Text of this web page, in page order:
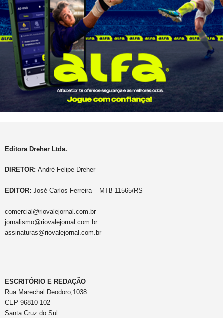
Editora Dreher Ltda.
DIRETOR: André Felipe Dreher
EDITOR: José Carlos Ferreira – MTB 11565/RS
comercial@riovalejornal.com.br
jornalismo@riovalejornal.com.br
assinaturas@riovalejornal.com.br
ESCRITÓRIO E REDAÇÃO
Rua Marechal Deodoro,1038
CEP 96810-102
Santa Cruz do Sul.